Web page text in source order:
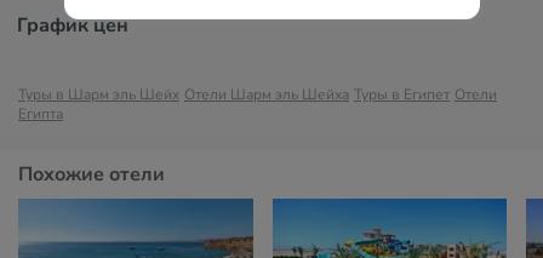
График цен
Туры в Шарм эль Шейх Отели Шарм эль Шейха Туры в Египет Отели
Египта
Похожие отели